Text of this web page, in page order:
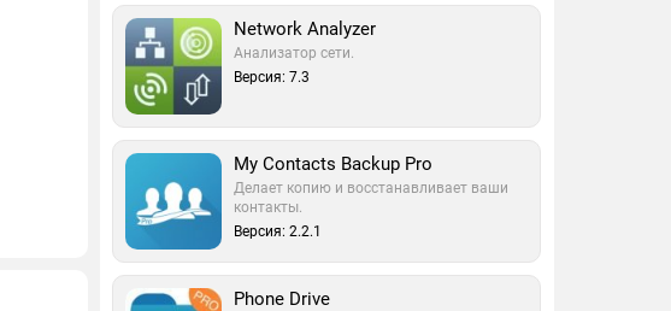
Network Analyzer
Анализатор сети.
Версия: 7.3
My Contacts Backup Pro
Делает копию и восстанавливает ваши
контакты.
Версия: 2.2.1
Phone Drive